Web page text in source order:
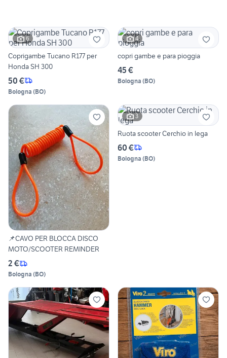
6
Coprigambe Tucano R177 per
Honda SH 300
50 €
Bologna (BO)
4
copri gambe e para pioggia
45 €
Bologna (BO)
📌CAVO PER BLOCCA DISCO
MOTO/SCOOTER REMINDER
2 €
Bologna (BO)
3
Ruota scooter Cerchio in lega
60 €
Bologna (BO)